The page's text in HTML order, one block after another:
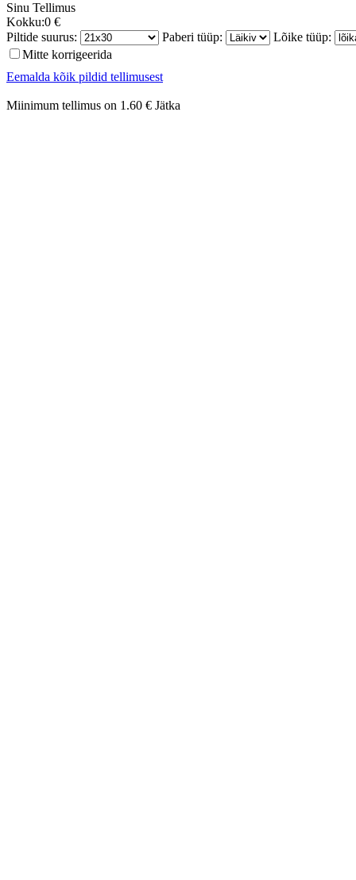
Sinu Tellimus
Kokku:0 €
Piltide suurus:
Paberi tüüp:
Lõike tüüp:
Mitte korrigeerida
Eemalda kõik pildid tellimusest
Miinimum tellimus on 1.60 € Jätka